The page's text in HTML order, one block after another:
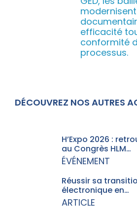
efficacité
conformité
processus.
DÉCOUVREZ NOS AUTRES
H’Expo 2026 :
au Congrès HLM…
ÉVÉNEMENT
Réussir sa
électronique en…
ARTICLE